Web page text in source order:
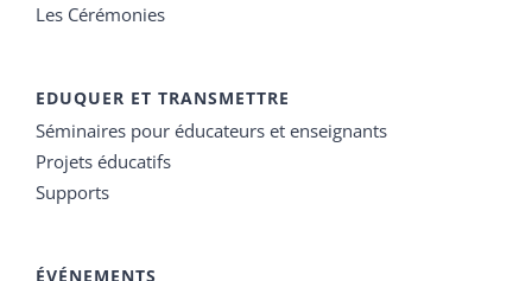
Les Cérémonies
EDUQUER ET TRANSMETTRE
Séminaires pour éducateurs et enseignants
Projets éducatifs
Supports
ÉVÉNEMENTS